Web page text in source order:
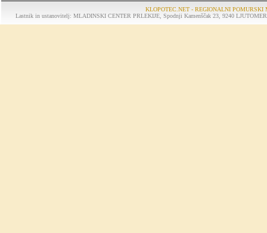
KLOPOTEC.NET - REGIONALNI POMURSKI
Lastnik in ustanovitelj: MLADINSKI CENTER PRLEKIJE, Spodnji Kamenščak 23, 9240